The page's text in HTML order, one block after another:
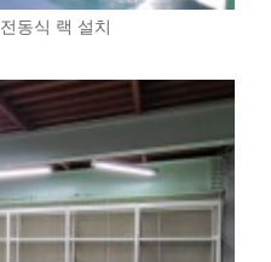
동식 랙 설치